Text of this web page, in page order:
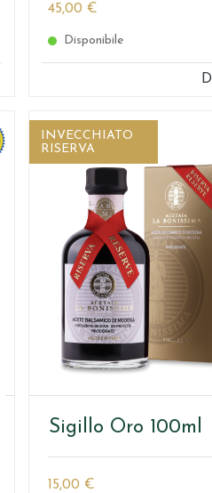
45,00 €
Disponibile
INVECCHIATO
RISERVA
Sigillo Oro 100ml
15,00 €